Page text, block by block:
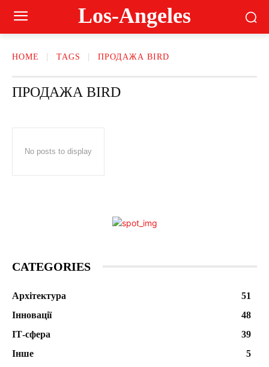
Los-Angeles
HOME TAGS ПРОДАЖА BIRD
ПРОДАЖА BIRD
No posts to display
CATEGORIES
Архітектура
51
Інновації
48
ІТ-сфера
39
Інше
5